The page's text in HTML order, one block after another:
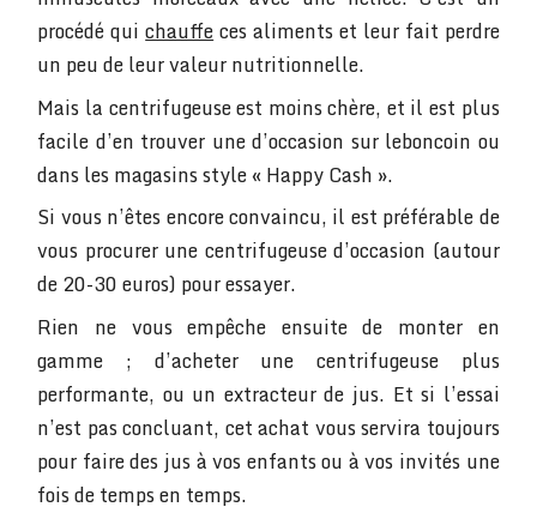
procédé quichauffeces aliments et leur fait perdre
un peu de leur valeur nutritionnelle.
Mais la centrifugeuse est moins chère, et il est plus
facile d’en trouver une d’occasion sur leboncoin ou
dans les magasins style « Happy Cash ».
Si vous n’êtes encore convaincu, il est préférable de
vous procurer une centrifugeuse d’occasion (autour
de 20-30 euros) pour essayer.
Rien ne vous empêche ensuite de monter en
gamme ; d’acheter une centrifugeuse plus
performante, ou un extracteur de jus. Et si l’essai
n’est pas concluant, cet achat vous servira toujours
pour faire des jus à vos enfants ou à vos invités une
fois de temps en temps.